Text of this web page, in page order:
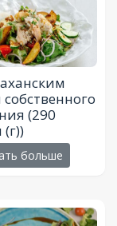
(290
больше